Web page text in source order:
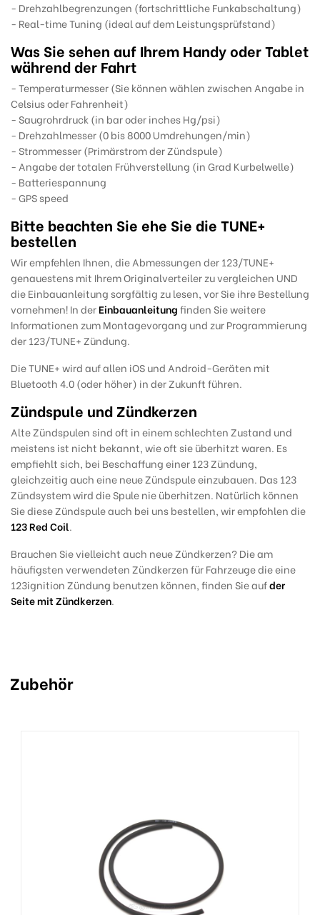
- Drehzahlbegrenzungen (fortschrittliche Funkabschaltung)
- Real-time Tuning (ideal auf dem Leistungsprüfstand)
Was Sie sehen auf Ihrem Handy oder Tablet
während der Fahrt
- Temperaturmesser (Sie können wählen zwischen Angabe in
Celsius oder Fahrenheit)
- Saugrohrdruck (in bar oder inches Hg/psi)
- Drehzahlmesser (0 bis 8000 Umdrehungen/min)
- Strommesser (Primärstrom der Zündspule)
- Angabe der totalen Frühverstellung (in Grad Kurbelwelle)
- Batteriespannung
- GPS speed
Bitte beachten Sie ehe Sie die TUNE+
bestellen
Wir empfehlen Ihnen, die Abmessungen der 123/TUNE+
genauestens mit Ihrem Originalverteiler zu vergleichen UND
die Einbauanleitung sorgfältig zu lesen, vor Sie ihre Bestellung
vornehmen! In derEinbauanleitungfinden Sie weitere
Informationen zum Montagevorgang und zur Programmierung
der 123/TUNE+ Zündung.
Die TUNE+ wird auf allen iOS und Android-Geräten mit
Bluetooth 4.0 (oder höher) in der Zukunft führen.
Zündspule und Zündkerzen
Alte Zündspulen sind oft in einem schlechten Zustand und
meistens ist nicht bekannt, wie oft sie überhitzt waren. Es
empfiehlt sich, bei Beschaffung einer 123 Zündung,
gleichzeitig auch eine neue Zündspule einzubauen. Das 123
Zündsystem wird die Spule nie überhitzen. Natürlich können
Sie diese Zündspule auch bei uns bestellen, wir empfohlen die
123 Red Coil.
Brauchen Sie vielleicht auch neue Zündkerzen? Die am
häufigsten verwendeten Zündkerzen für Fahrzeuge die eine
123ignition Zündung benutzen können, finden Sie aufder
Seite mit Zündkerzen.
Zubehör